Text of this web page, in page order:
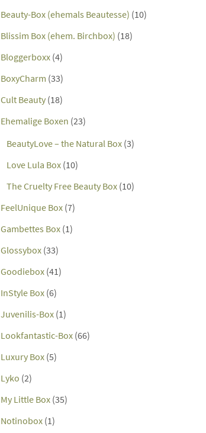
Beauty-Box (ehemals Beautesse) (10)
Blissim Box (ehem. Birchbox) (18)
Bloggerboxx (4)
BoxyCharm (33)
Cult Beauty (18)
Ehemalige Boxen (23)
BeautyLove – the Natural Box (3)
Love Lula Box (10)
The Cruelty Free Beauty Box (10)
FeelUnique Box (7)
Gambettes Box (1)
Glossybox (33)
Goodiebox (41)
InStyle Box (6)
Juvenilis-Box (1)
Lookfantastic-Box (66)
Luxury Box (5)
Lyko (2)
My Little Box (35)
Notinobox (1)